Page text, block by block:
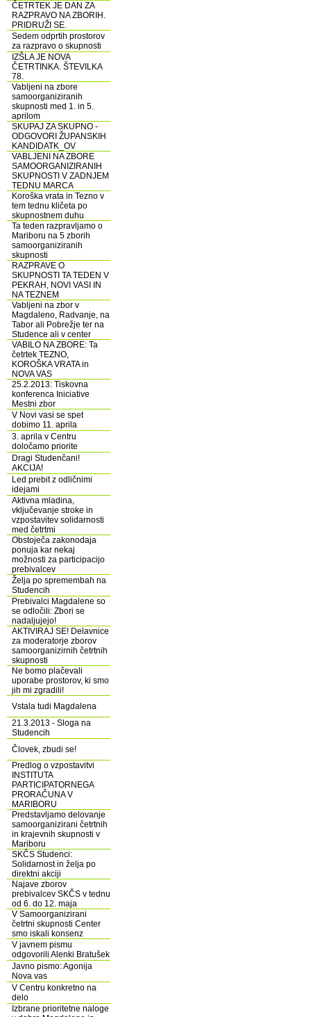
ČETRTEK JE DAN ZA
RAZPRAVO NA ZBORIH.
PRIDRUŽI SE.
Sedem odprtih prostorov
za razpravo o skupnosti
IZŠLA JE NOVA
ČETRTINKA. ŠTEVILKA
78.
Vabljeni na zbore
samoorganiziranih
skupnosti med 1. in 5.
aprilom
SKUPAJ ZA SKUPNO -
ODGOVORI ŽUPANSKIH
KANDIDATK_OV
VABLJENI NA ZBORE
SAMOORGANIZIRANIH
SKUPNOSTI V ZADNJEM
TEDNU MARCA
Koroška vrata in Tezno v
tem tednu kličeta po
skupnostnem duhu
Ta teden razpravljamo o
Mariboru na 5 zborih
samoorganiziranih
skupnosti
RAZPRAVE O
SKUPNOSTI TA TEDEN V
PEKRAH, NOVI VASI IN
NA TEZNEM
Vabljeni na zbor v
Magdaleno, Radvanje, na
Tabor ali Pobrežje ter na
Studence ali v center
VABILO NA ZBORE: Ta
četrtek TEZNO,
KOROŠKA VRATA in
NOVA VAS
25.2.2013: Tiskovna
konferenca Iniciative
Mestni zbor
V Novi vasi se spet
dobimo 11. aprila
3. aprila v Centru
določamo priorite
Dragi Studenčani!
AKCIJA!
Led prebit z odličnimi
idejami
Aktivna mladina,
vključevanje stroke in
vzpostavitev solidarnosti
med četrtmi
Obstoječa zakonodaja
ponuja kar nekaj
možnosti za participacijo
prebivalcev
Želja po spremembah na
Studencih
Prebivalci Magdalene so
se odločili: Zbori se
nadaljujejo!
AKTIVIRAJ SE! Delavnice
za moderatorje zborov
samoorganizirnih četrtnih
skupnosti
Ne bomo plačevali
uporabe prostorov, ki smo
jih mi zgradili!
Vstala tudi Magdalena
21.3.2013 - Sloga na
Studencih
Človek, zbudi se!
Predlog o vzpostavitvi
INSTITUTA
PARTICIPATORNEGA
PRORAČUNA V
MARIBORU
Predstavljamo delovanje
samoorganizirani četrtnih
in krajevnih skupnosti v
Mariboru
SKČS Studenci:
Solidarnost in želja po
direktni akciji
Najave zborov
prebivalcev SKČS v tednu
od 6. do 12. maja
V Samoorganizirani
četrtni skupnosti Center
smo iskali konsenz
V javnem pismu
odgovorili Alenki Bratušek
Javno pismo: Agonija
Nova vas
V Centru konkretno na
delo
Izbrane prioritetne naloge